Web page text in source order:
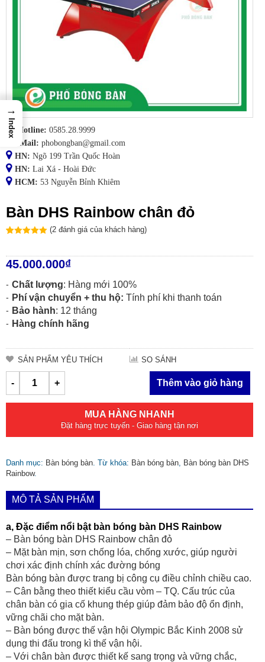
Hotline: 0585.28.9999
Mail: phobongban@gmail.com
HN: Ngõ 199 Trần Quốc Hoàn
HN: Lai Xá - Hoài Đức
HCM: 53 Nguyễn Bỉnh Khiêm
Bàn DHS Rainbow chân đỏ
chọn của
khách hàng
(2 đánh giá của khách hàng)
45.000.000₫
Chất lượng: Hàng mới 100%
Phí vận chuyển + thu hộ: Tính phí khi thanh toán
Bảo hành: 12 tháng
Hàng chính hãng
SẢN PHẨM YÊU THÍCH SO SÁNH
- + Thêm vào giỏ hàng
MUA HÀNG NHANH
Đặt hàng trực tuyến - Giao hàng tận nơi
Danh mục: Bàn bóng bàn. Từ khóa: Bàn bóng bàn, Bàn bóng bàn DHS
Rainbow.
MÔ TẢ SẢN PHẨM
a, Đặc điểm nổi bật bàn bóng bàn DHS Rainbow
– Bàn bóng bàn DHS Rainbow chân đỏ
– Mặt bàn mịn, sơn chống lóa, chống xước, giúp người
chơi xác định chính xác đường bóng
Bàn bóng bàn được trang bị công cụ điều chỉnh chiều cao.
– Cân bằng theo thiết kiểu cầu vòm – TQ. Cấu trúc của
chân bàn có gia cố khung thép giúp đảm bảo độ ổn định,
vững chãi cho mặt bàn.
– Bàn bóng được thế vận hội Olympic Bắc Kinh 2008 sử
dụng thi đấu trong kì thế vận hội.
– Với chân bàn được thiết kế sang trọng và vững chắc,
→
Index